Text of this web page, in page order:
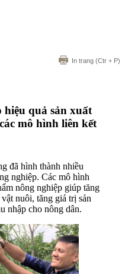
In trang (Ctr + P)
hiệu quả sản xuất
mô hình liên kết
đã hình thành nhiều
nghiệp. Các mô hình
nông nghiệp giúp tăng
nuôi, tăng giá trị sản
nhập cho nông dân.